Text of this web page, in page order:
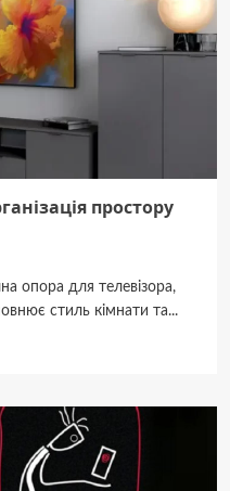
простору
опора для телевізора,
стиль кімнати та...